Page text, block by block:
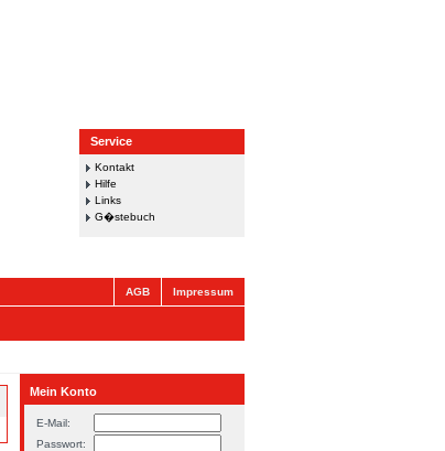
Service
Kontakt
Hilfe
Links
G�stebuch
AGB Impressum
Mein Konto
E-Mail:
Passwort: